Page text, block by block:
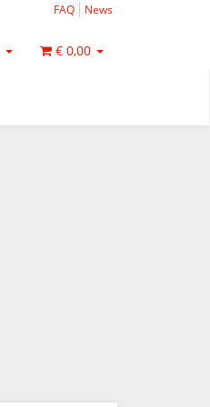
FAQ News
€ 0,00